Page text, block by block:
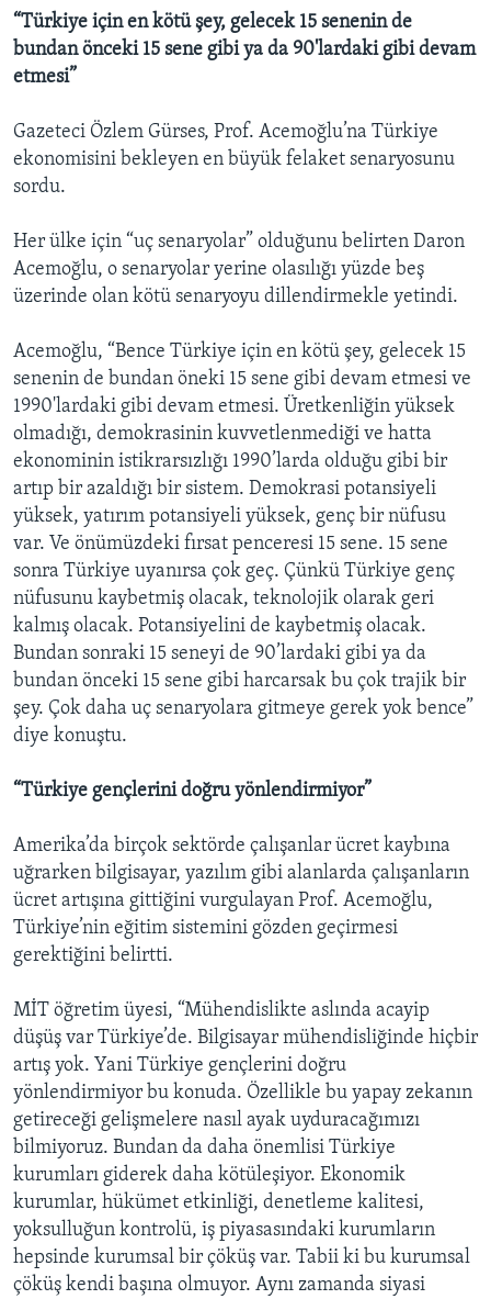
“Türkiye için en kötü şey, gelecek 15 senenin de
bundan önceki 15 sene gibi ya da 90'lardaki gibi devam
etmesi”
Gazeteci Özlem Gürses, Prof. Acemoğlu’na Türkiye
ekonomisini bekleyen en büyük felaket senaryosunu
sordu.
Her ülke için “uç senaryolar” olduğunu belirten Daron
Acemoğlu, o senaryolar yerine olasılığı yüzde beş
üzerinde olan kötü senaryoyu dillendirmekle yetindi.
Acemoğlu, “Bence Türkiye için en kötü şey, gelecek 15
senenin de bundan öneki 15 sene gibi devam etmesi ve
1990'lardaki gibi devam etmesi. Üretkenliğin yüksek
olmadığı, demokrasinin kuvvetlenmediği ve hatta
ekonominin istikrarsızlığı 1990’larda olduğu gibi bir
artıp bir azaldığı bir sistem. Demokrasi potansiyeli
yüksek, yatırım potansiyeli yüksek, genç bir nüfusu
var. Ve önümüzdeki fırsat penceresi 15 sene. 15 sene
sonra Türkiye uyanırsa çok geç. Çünkü Türkiye genç
nüfusunu kaybetmiş olacak, teknolojik olarak geri
kalmış olacak. Potansiyelini de kaybetmiş olacak.
Bundan sonraki 15 seneyi de 90’lardaki gibi ya da
bundan önceki 15 sene gibi harcarsak bu çok trajik bir
şey. Çok daha uç senaryolara gitmeye gerek yok bence”
diye konuştu.
“Türkiye gençlerini doğru yönlendirmiyor”
Amerika’da birçok sektörde çalışanlar ücret kaybına
uğrarken bilgisayar, yazılım gibi alanlarda çalışanların
ücret artışına gittiğini vurgulayan Prof. Acemoğlu,
Türkiye’nin eğitim sistemini gözden geçirmesi
gerektiğini belirtti.
MİT öğretim üyesi, “Mühendislikte aslında acayip
düşüş var Türkiye’de. Bilgisayar mühendisliğinde hiçbir
artış yok. Yani Türkiye gençlerini doğru
yönlendirmiyor bu konuda. Özellikle bu yapay zekanın
getireceği gelişmelere nasıl ayak uyduracağımızı
bilmiyoruz. Bundan da daha önemlisi Türkiye
kurumları giderek daha kötüleşiyor. Ekonomik
kurumlar, hükümet etkinliği, denetleme kalitesi,
yoksulluğun kontrolü, iş piyasasındaki kurumların
hepsinde kurumsal bir çöküş var. Tabii ki bu kurumsal
çöküş kendi başına olmuyor. Aynı zamanda siyasi